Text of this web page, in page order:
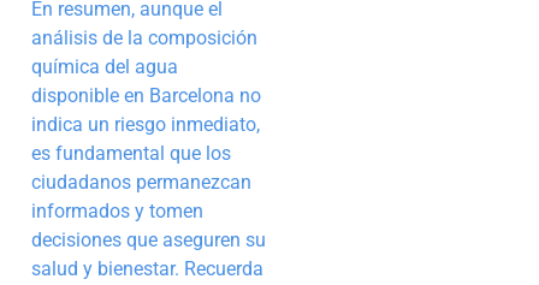
En resumen, aunque el
análisis de la composición
química del agua
disponible en Barcelona no
indica un riesgo inmediato,
es fundamental que los
ciudadanos permanezcan
informados y tomen
decisiones que aseguren su
salud y bienestar. Recuerda